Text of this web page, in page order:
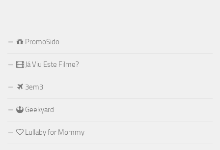
PromoSido
Já Viu Este Filme?
3em3
Geekyard
Lullaby for Mommy